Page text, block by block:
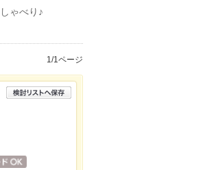
ゃべり♪
1/1ページ